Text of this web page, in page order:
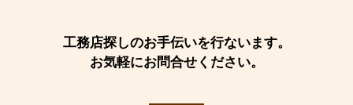
工務店探しのお手伝いを行ないます。
お気軽にお問合せください。